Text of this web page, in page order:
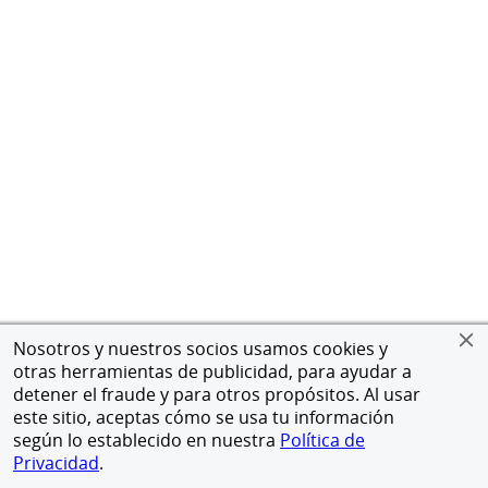
Nosotros y nuestros socios usamos cookies y
otras herramientas de publicidad, para ayudar a
detener el fraude y para otros propósitos. Al usar
este sitio, aceptas cómo se usa tu información
según lo establecido en nuestra Política de
Privacidad.